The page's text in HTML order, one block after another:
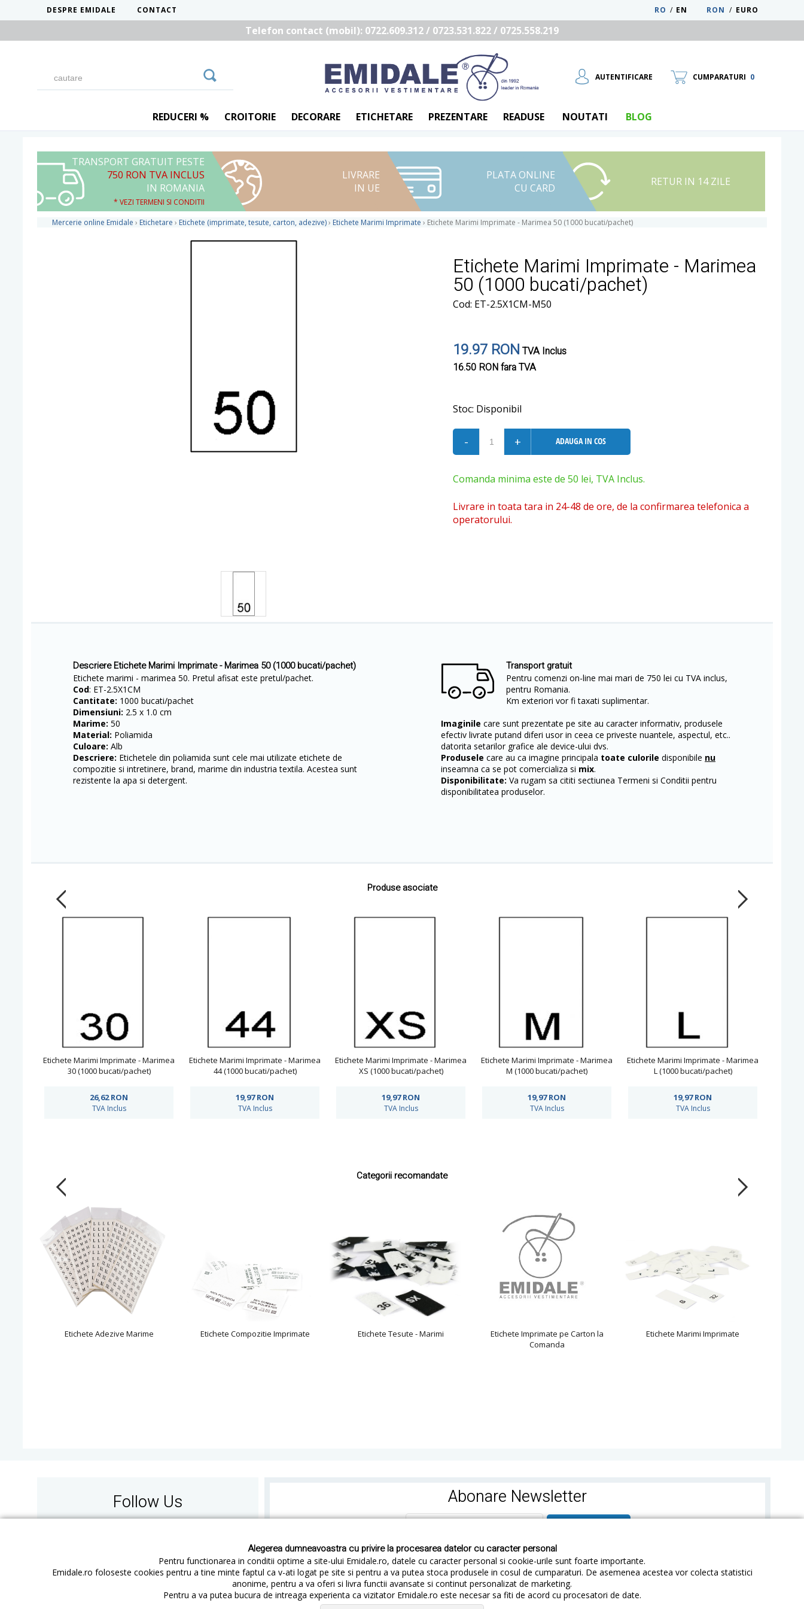
Alegerea dumneavoastra cu privire la procesarea datelor cu caracter personal
Pentru functionarea in conditii optime a site-ului Emidale.ro, datele cu caracter personal si cookie-urile sunt foarte importante.
Emidale.ro foloseste cookies pentru a tine minte faptul ca v-ati logat pe site si pentru a va putea stoca produsele in cosul de cumparaturi. De asemenea acestea vor colecta statistici
anonime, pentru a va oferi si livra functii avansate si continut personalizat de marketing.
Pentru a va putea bucura de intreaga experienta ca vizitator Emidale.ro este necesar sa fiti de acord cu procesatori de date.
DESPRE EMIDALE CONTACT RON / EURO
EN
/
RO
Telefon contact (mobil): 0722.609.312 / 0723.531.822 / 0725.558.219
AUTENTIFICARE
UTILIZATOR NOU
RECUPEREAZA PAROLA
CUMPARATURI 0
REDUCERI % CROITORIE DECORARE ETICHETARE PREZENTARE READUSE NOUTATI BLOG
TRANSPORT GRATUIT PESTE
750 RON TVA INCLUS
IN ROMANIA
* VEZI TERMENI SI CONDITII
LIVRARE
IN UE
PLATA ONLINE
CU CARD
RETUR IN 14 ZILE
Mercerie online Emidale › Etichetare › Etichete (imprimate, tesute, carton, adezive)› Etichete Marimi Imprimate › Etichete Marimi Imprimate - Marimea 50 (1000 bucati/pachet)
Etichete Marimi Imprimate - Marimea
50 (1000 bucati/pachet)
Cod: ET-2.5X1CM-M50
19.97 RON TVA Inclus
16.50 RONfara TVA
Stoc: Disponibil
- + ADAUGA IN COS
Comanda minima este de 50 lei, TVA Inclus.
Livrare in toata tara in 24-48 de ore, de la confirmarea telefonica a
operatorului.
Descriere Etichete Marimi Imprimate - Marimea 50 (1000 bucati/pachet)
Etichete marimi - marimea 50. Pretul afisat este pretul/pachet.
Cod: ET-2.5X1CM
Cantitate: 1000 bucati/pachet
Dimensiuni: 2.5 x 1.0 cm
Marime: 50
Material: Poliamida
Culoare: Alb
Descriere: Etichetele din poliamida sunt cele mai utilizate etichete de
compozitie si intretinere, brand, marime din industria textila. Acestea sunt
rezistente la apa si detergent.
Transport gratuit
Pentru comenzi on-line mai mari de 750 lei cu TVA inclus,
pentru Romania.
Km exteriori vor fi taxati suplimentar.
Imaginile care sunt prezentate pe site au caracter informativ, produsele
efectiv livrate putand diferi usor in ceea ce priveste nuantele, aspectul, etc..
datorita setarilor grafice ale device-ului dvs.
Produsele care au ca imagine principala toate culorile disponibile nu
inseamna ca se pot comercializa si mix.
Disponibilitate: Va rugam sa cititi sectiunea Termeni si Conditii pentru
disponibilitatea produselor.
Produse asociate
Etichete Marimi Imprimate - Marimea
30 (1000 bucati/pachet)
26,62RON
TVA Inclus
Etichete Marimi Imprimate - Marimea
44 (1000 bucati/pachet)
19,97RON
TVA Inclus
Etichete Marimi Imprimate - Marimea
XS (1000 bucati/pachet)
19,97RON
TVA Inclus
Etichete Marimi Imprimate - Marimea
M (1000 bucati/pachet)
19,97RON
TVA Inclus
Etichete Marimi Imprimate - Marimea
L (1000 bucati/pachet)
19,97RON
TVA Inclus
Categorii recomandate
Etichete Adezive Marime Etichete Compozitie Imprimate Etichete Tesute - Marimi
Etichete Imprimate pe Carton la
Comanda
Etichete Marimi Imprimate
Follow Us Abonare Newsletter
Cum cumperi Cum platesc Cum livram Cum returnezi Termeni si Conditii Confidentialitate Sitemap